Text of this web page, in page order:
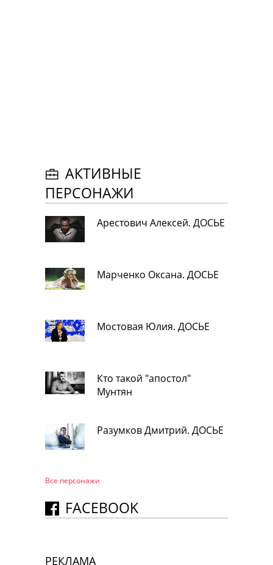
АКТИВНЫЕ
ПЕРСОНАЖИ
Арестович Алексей. ДОСЬЕ
Марченко Оксана. ДОСЬЕ
Мостовая Юлия. ДОСЬЕ
Кто такой "апостол"
Мунтян
Разумков Дмитрий. ДОСЬЕ
Все персонажи
FACEBOOK
РЕКЛАМА